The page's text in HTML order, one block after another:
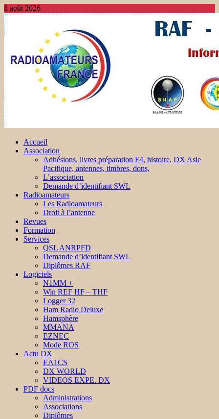
8 août 2026
Accueil
Association
Adhésions, livres préparation F4, histoire, DX Asie
Pacifique, antennes, timbres, dons,
L’association
Demande d’identifiant SWL
Radioamateurs
Les Radioamateurs
Droit à l’antenne
Revues
Formation
Services
QSL ANRPFD
Demande d’identifiant SWL
Diplômes RAF
Logiciels
N1MM +
Win REF HF – THF
Logger 32
Ham Radio Deluxe
Hamsphère
MMANA
EZNEC
Mode ROS
Actu DX
EA1CS
DX WORLD
VIDEOS EXPE. DX
PDF docs
Administrations
Associations
Diplômes